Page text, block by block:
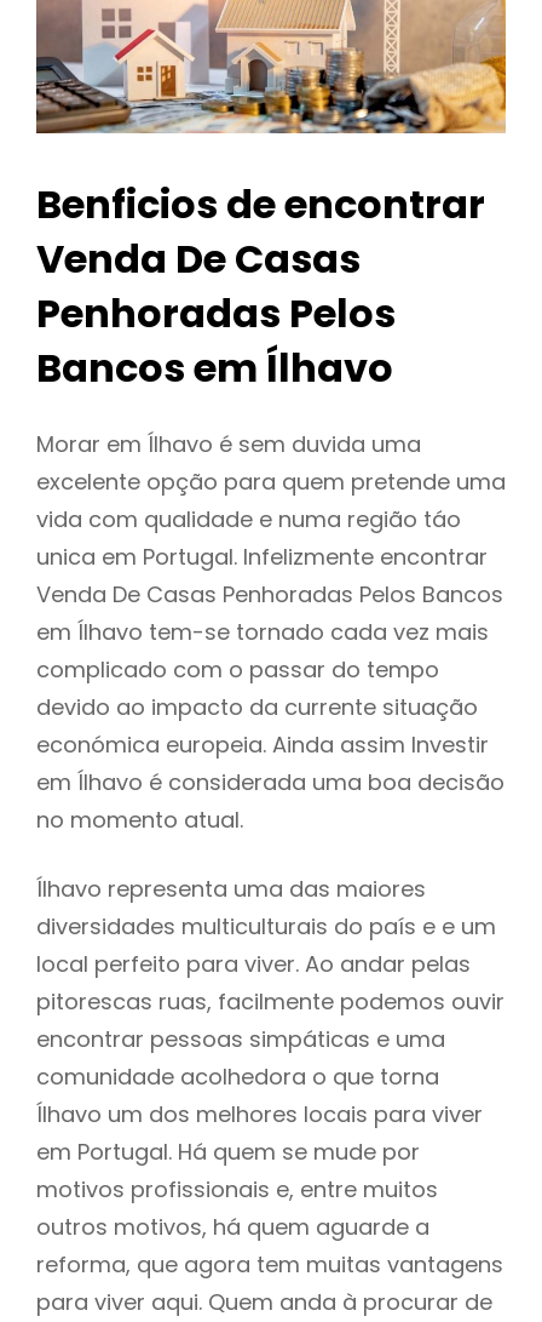
Benficios de encontrar
Venda De Casas
Penhoradas Pelos
Bancos em Ílhavo
Morar em Ílhavo é sem duvida uma
excelente opção para quem pretende uma
vida com qualidade e numa região táo
unica em Portugal. Infelizmente encontrar
Venda De Casas Penhoradas Pelos Bancos
em Ílhavo tem-se tornado cada vez mais
complicado com o passar do tempo
devido ao impacto da currente situação
económica europeia. Ainda assim Investir
em Ílhavo é considerada uma boa decisão
no momento atual.
Ílhavo representa uma das maiores
diversidades multiculturais do país e e um
local perfeito para viver. Ao andar pelas
pitorescas ruas, facilmente podemos ouvir
encontrar pessoas simpáticas e uma
comunidade acolhedora o que torna
Ílhavo um dos melhores locais para viver
em Portugal. Há quem se mude por
motivos profissionais e, entre muitos
outros motivos, há quem aguarde a
reforma, que agora tem muitas vantagens
para viver aqui. Quem anda à procurar de